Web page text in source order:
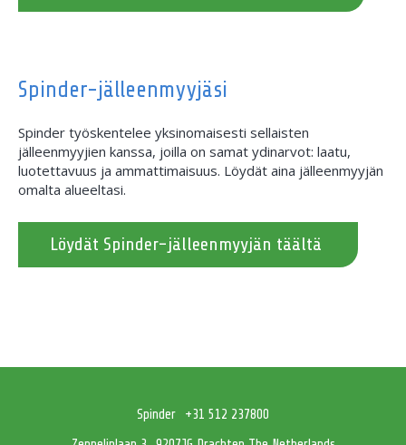
Spinder-jälleenmyyjäsi
Spinder työskentelee yksinomaisesti sellaisten
jälleenmyyjien kanssa, joilla on samat ydinarvot: laatu,
luotettavuus ja ammattimaisuus. Löydät aina jälleenmyyjän
omalta alueeltasi.
Löydät Spinder-jälleenmyyjän täältä
Spinder
+31 512 237800